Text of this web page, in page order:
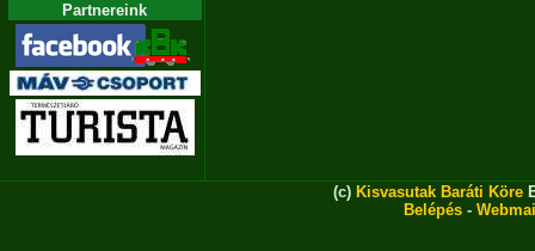
Partnereink
(c) Kisvasutak Baráti Köre
Belépés -